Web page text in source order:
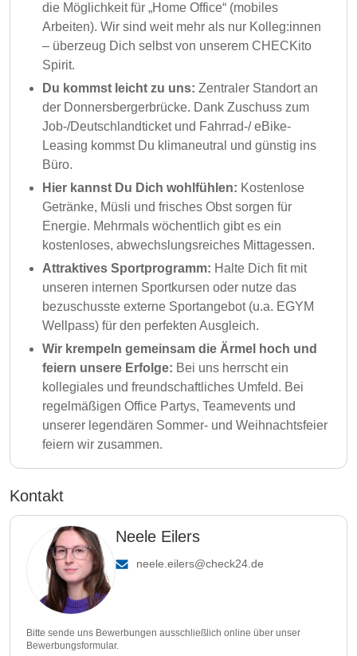
die Möglichkeit für „Home Office“ (mobiles
Arbeiten). Wir sind weit mehr als nur Kolleg:innen
– überzeug Dich selbst von unserem CHECKito
Spirit.
Du kommst leicht zu uns: Zentraler Standort an
der Donnersbergerbrücke. Dank Zuschuss zum
Job-/Deutschlandticket und Fahrrad-/ eBike-
Leasing kommst Du klimaneutral und günstig ins
Büro.
Hier kannst Du Dich wohlfühlen: Kostenlose
Getränke, Müsli und frisches Obst sorgen für
Energie. Mehrmals wöchentlich gibt es ein
kostenloses, abwechslungsreiches Mittagessen.
Attraktives Sportprogramm: Halte Dich fit mit
unseren internen Sportkursen oder nutze das
bezuschusste externe Sportangebot (u.a. EGYM
Wellpass) für den perfekten Ausgleich.
Wir krempeln gemeinsam die Ärmel hoch und
feiern unsere Erfolge: Bei uns herrscht ein
kollegiales und freundschaftliches Umfeld. Bei
regelmäßigen Office Partys, Teamevents und
unserer legendären Sommer- und Weihnachtsfeier
feiern wir zusammen.
Kontakt
Neele Eilers
neele.eilers@check24.de
Bitte sende uns Bewerbungen ausschließlich online über unser
Bewerbungsformular.